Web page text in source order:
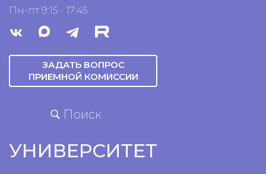
Пн-пт 9:15 - 17:45
ЗАДАТЬ ВОПРОС
ПРИЕМНОЙ КОМИССИИ
Поиск
УНИВЕРСИТЕТ